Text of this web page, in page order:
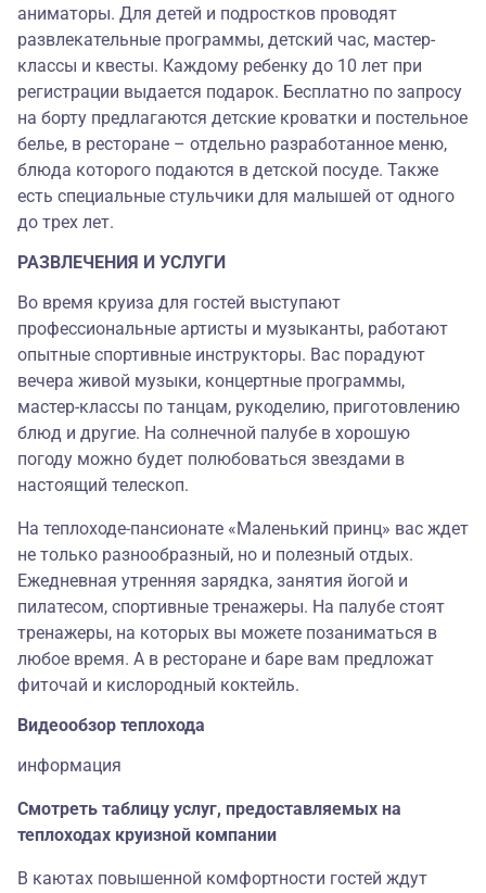
аниматоры. Для детей и подростков проводят
развлекательные программы, детский час, мастер-
классы и квесты. Каждому ребенку до 10 лет при
регистрации выдается подарок. Бесплатно по запросу
на борту предлагаются детские кроватки и постельное
белье, в ресторане – отдельно разработанное меню,
блюда которого подаются в детской посуде. Также
есть специальные стульчики для малышей от одного
до трех лет.
РАЗВЛЕЧЕНИЯ И УСЛУГИ
Во время круиза для гостей выступают
профессиональные артисты и музыканты, работают
опытные спортивные инструкторы. Вас порадуют
вечера живой музыки, концертные программы,
мастер-классы по танцам, рукоделию, приготовлению
блюд и другие. На солнечной палубе в хорошую
погоду можно будет полюбоваться звездами в
настоящий телескоп.
На теплоходе-пансионате «Маленький принц» вас ждет
не только разнообразный, но и полезный отдых.
Ежедневная утренняя зарядка, занятия йогой и
пилатесом, спортивные тренажеры. На палубе стоят
тренажеры, на которых вы можете позаниматься в
любое время. А в ресторане и баре вам предложат
фиточай и кислородный коктейль.
Видеообзор теплохода
информация
Смотреть таблицу услуг, предоставляемых на
теплоходах круизной компании
В каютах повышенной комфортности гостей ждут